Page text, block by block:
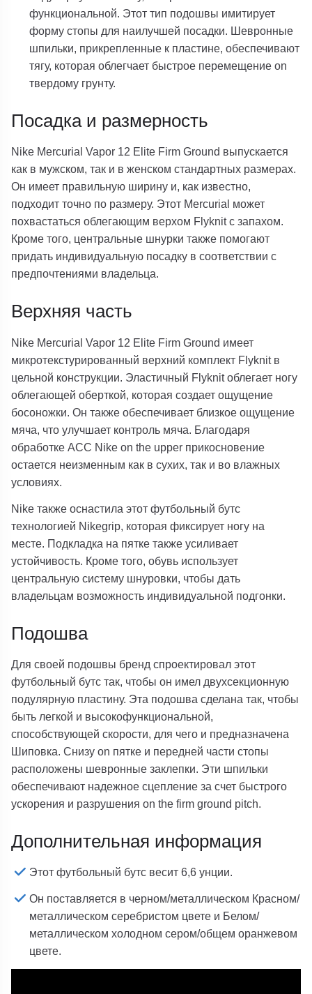
функциональной. Этот тип подошвы имитирует
форму стопы для наилучшей посадки. Шевронные
шпильки, прикрепленные к пластине, обеспечивают
тягу, которая облегчает быстрое перемещение on
твердому грунту.
Посадка и размерность
Nike Mercurial Vapor 12 Elite Firm Ground выпускается
как в мужском, так и в женском стандартных размерах.
Он имеет правильную ширину и, как известно,
подходит точно по размеру. Этот Mercurial может
похвастаться облегающим верхом Flyknit с запахом.
Кроме того, центральные шнурки также помогают
придать индивидуальную посадку в соответствии с
предпочтениями владельца.
Верхняя часть
Nike Mercurial Vapor 12 Elite Firm Ground имеет
микротекстурированный верхний комплект Flyknit в
цельной конструкции. Эластичный Flyknit облегает ногу
облегающей оберткой, которая создает ощущение
босоножки. Он также обеспечивает близкое ощущение
мяча, что улучшает контроль мяча. Благодаря
обработке ACC Nike on the upper прикосновение
остается неизменным как в сухих, так и во влажных
условиях.
Nike также оснастила этот футбольный бутс
технологией Nikegrip, которая фиксирует ногу на
месте. Подкладка на пятке также усиливает
устойчивость. Кроме того, обувь использует
центральную систему шнуровки, чтобы дать
владельцам возможность индивидуальной подгонки.
Подошва
Для своей подошвы бренд спроектировал этот
футбольный бутс так, чтобы он имел двухсекционную
подулярную пластину. Эта подошва сделана так, чтобы
быть легкой и высокофункциональной,
способствующей скорости, для чего и предназначена
Шиповка. Снизу on пятке и передней части стопы
расположены шевронные заклепки. Эти шпильки
обеспечивают надежное сцепление за счет быстрого
ускорения и разрушения on the firm ground pitch.
Дополнительная информация
Этот футбольный бутс весит 6,6 унции.
Он поставляется в черном/металлическом Красном/
металлическом серебристом цвете и Белом/
металлическом холодном сером/общем оранжевом
цвете.